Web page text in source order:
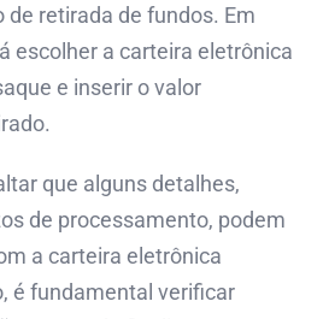
de retirada de fundos. Em
escolher a carteira eletrônica
e inserir o valor
que alguns detalhes,
de processamento, podem
a carteira eletrônica
é fundamental verificar